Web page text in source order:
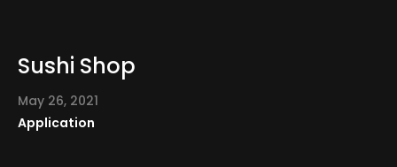
Sushi Shop
May 26, 2021
Application